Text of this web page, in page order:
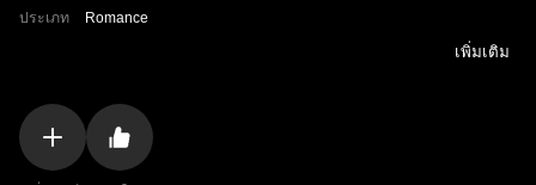
ประเภท
Romance
เพิ่มเติม